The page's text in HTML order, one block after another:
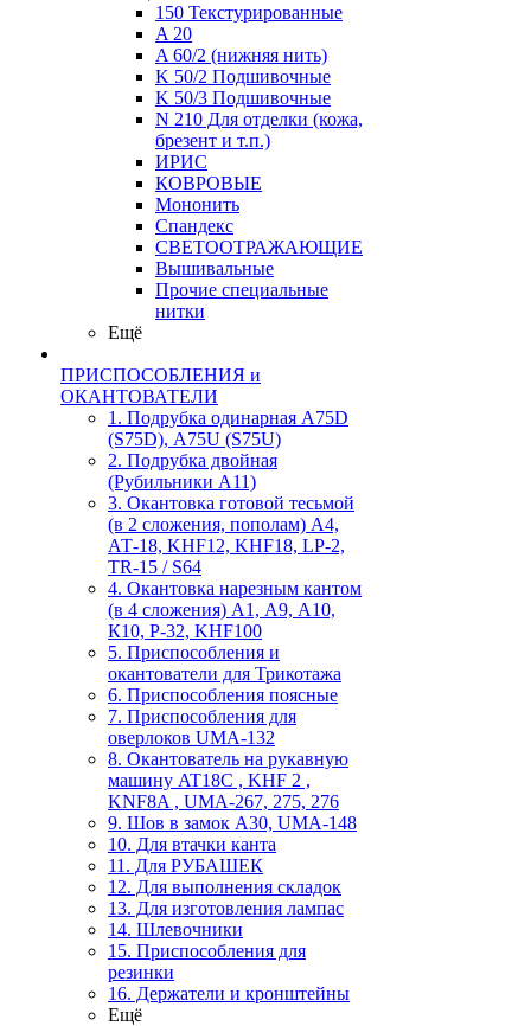
150 Текстурированные
A 20
A 60/2 (нижняя нить)
K 50/2 Подшивочные
K 50/3 Подшивочные
N 210 Для отделки (кожа,
брезент и т.п.)
ИРИС
КОВРОВЫЕ
Мононить
Спандекс
СВЕТООТРАЖАЮЩИЕ
Вышивальные
Прочие специальные
нитки
Ещё
ПРИСПОСОБЛЕНИЯ и
ОКАНТОВАТЕЛИ
1. Подрубка одинарная А75D
(S75D), А75U (S75U)
2. Подрубка двойная
(Рубильники А11)
3. Окантовка готовой тесьмой
(в 2 сложения, пополам) А4,
АТ-18, KHF12, KHF18, LP-2,
TR-15 / S64
4. Окантовка нарезным кантом
(в 4 сложения) А1, А9, А10,
К10, Р-32, KHF100
5. Приспособления и
окантователи для Трикотажа
6. Приспособления поясные
7. Приспособления для
оверлоков UMA-132
8. Окантователь на рукавную
машину AT18C , KHF 2 ,
KNF8A , UMA-267, 275, 276
9. Шов в замок А30, UMA-148
10. Для втачки канта
11. Для РУБАШЕК
12. Для выполнения складок
13. Для изготовления лампас
14. Шлевочники
15. Приспособления для
резинки
16. Держатели и кронштейны
Ещё